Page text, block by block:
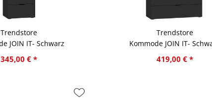
Trendstore
JOIN IT- Schwarz
345,00 € *
Trendstore
Kommode JOIN IT-
419,00 € *